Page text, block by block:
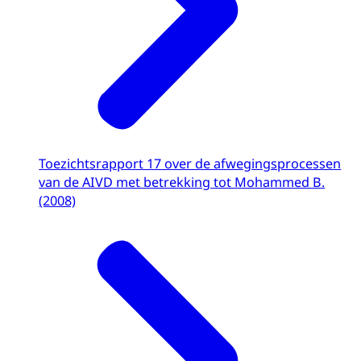
Toezichtsrapport 17 over de afwegingsprocessen
van de AIVD met betrekking tot Mohammed B.
(2008)